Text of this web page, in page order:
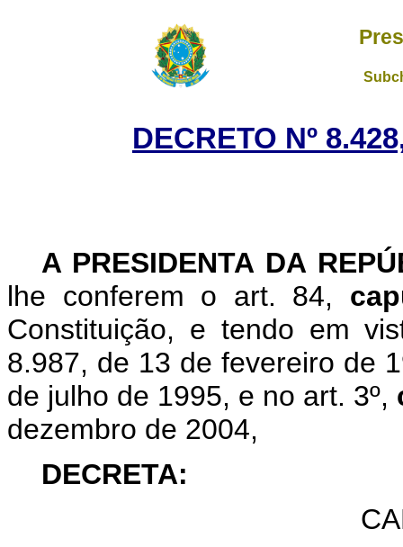
DECRETO Nº
A PRESIDENTA DA
lhe conferem o art. 84,
Constituição, e tendo em
8.987, de 13 de fevereiro de
de julho de 1995, e no art. 3º,
dezembro de 2004,
DECRETA: